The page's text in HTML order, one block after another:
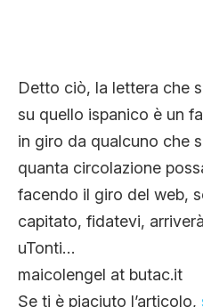
Detto ciò, la lettera che
su quello ispanico è un
in giro da qualcuno che
quanta circolazione
facendo il giro del web,
capitato, fidatevi,
uTonti…
maicolengel at butac.it
Se ti è piaciuto l’articolo,